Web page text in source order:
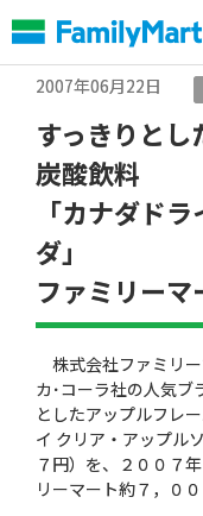
文
へ
2007年06月22日
すっきりとし
炭酸飲料
「カナダド
ダ」
ファミリー
株式会社ファミリ
カ･コーラ社の人気ブ
としたアップルフレ
イ クリア・アップル
７円）を、２００７
リーマート約７，０